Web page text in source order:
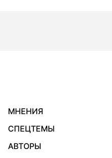
МНЕНИЯ
СПЕЦТЕМЫ
АВТОРЫ